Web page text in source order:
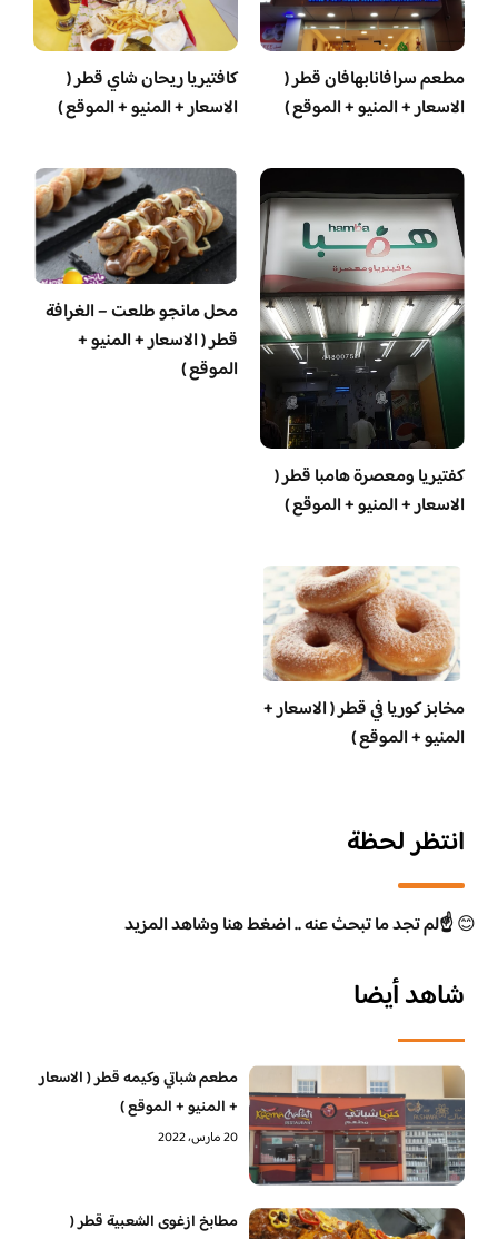
مطعم سرافانابهافان قطر (
الاسعار + المنيو + الموقع )
كافتيريا ريحان شاي قطر (
الاسعار + المنيو + الموقع )
‏كفتيريا ومعصرة هامبا قطر (
الاسعار + المنيو + الموقع )
محل مانجو طلعت – الغرافة
قطر ( الاسعار + المنيو +
الموقع )
مخابز كوريا في قطر ( الاسعار +
المنيو + الموقع )
انتظر لحظة
😊☝️لم تجد ما تبحث عنه .. اضغط هنا وشاهد المزيد
شاهد أيضا
مطعم شباتي وكيمه قطر ( الاسعار
+ المنيو + الموقع )
20 مارس، 2022
مطابخ ازغوى الشعبية قطر (